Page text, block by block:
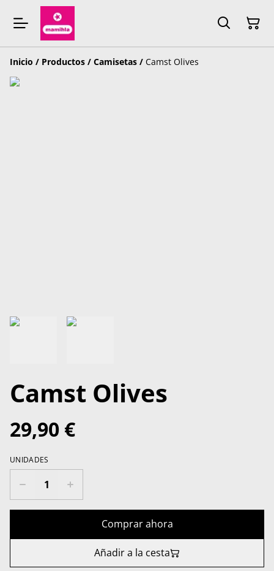
Inicio / Productos / Camisetas / Camst Olives
Camst Olives
29,90 €
UNIDADES
Comprar ahora
Añadir a la cesta